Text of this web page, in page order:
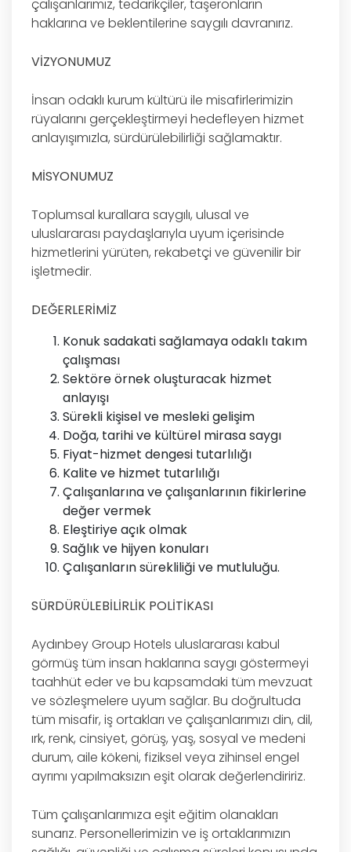
çalışanlarımız, tedarikçiler, taşeronların
haklarına ve beklentilerine saygılı davranırız.
VİZYONUMUZ
İnsan odaklı kurum kültürü ile misafirlerimizin
rüyalarını gerçekleştirmeyi hedefleyen hizmet
anlayışımızla, sürdürülebilirliği sağlamaktır.
MİSYONUMUZ
Toplumsal kurallara saygılı, ulusal ve
uluslararası paydaşlarıyla uyum içerisinde
hizmetlerini yürüten, rekabetçi ve güvenilir bir
işletmedir.
DEĞERLERİMİZ
Konuk sadakati sağlamaya odaklı takım
çalışması
Sektöre örnek oluşturacak hizmet
anlayışı
Sürekli kişisel ve mesleki gelişim
Doğa, tarihi ve kültürel mirasa saygı
Fiyat-hizmet dengesi tutarlılığı
Kalite ve hizmet tutarlılığı
Çalışanlarına ve çalışanlarının fikirlerine
değer vermek
Eleştiriye açık olmak
Sağlık ve hijyen konuları
Çalışanların sürekliliği ve mutluluğu.
SÜRDÜRÜLEBİLİRLİK POLİTİKASI
Aydınbey Group Hotels uluslararası kabul
görmüş tüm insan haklarına saygı göstermeyi
taahhüt eder ve bu kapsamdaki tüm mevzuat
ve sözleşmelere uyum sağlar. Bu doğrultuda
tüm misafir, iş ortakları ve çalışanlarımızı din, dil,
ırk, renk, cinsiyet, görüş, yaş, sosyal ve medeni
durum, aile kökeni, fiziksel veya zihinsel engel
ayrımı yapılmaksızın eşit olarak değerlendiririz.
Tüm çalışanlarımıza eşit eğitim olanakları
sunarız. Personellerimizin ve iş ortaklarımızın